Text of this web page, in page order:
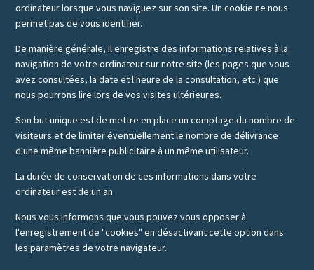
ordinateur lorsque vous naviguez sur son site. Un cookie ne nous
permet pas de vous identifier.
De manière générale, il enregistre des informations relatives à la
navigation de votre ordinateur sur notre site (les pages que vous
avez consultées, la date et l'heure de la consultation, etc.) que
nous pourrons lire lors de vos visites ultérieures.
Son but unique est de mettre en place un comptage du nombre de
visiteurs et de limiter éventuellement le nombre de délivrance
d'une même bannière publicitaire à un même utilisateur.
La durée de conservation de ces informations dans votre
ordinateur est de un an.
Nous vous informons que vous pouvez vous opposer à
l'enregistrement de "cookies" en désactivant cette option dans
les paramètres de votre navigateur.